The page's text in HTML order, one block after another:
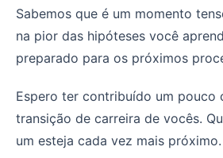
Sabemos que é um momento
na pior das hipóteses você
preparado para os próximos
Espero ter contribuído um pouco
transição de carreira de vocês.
um esteja cada vez mais próximo.